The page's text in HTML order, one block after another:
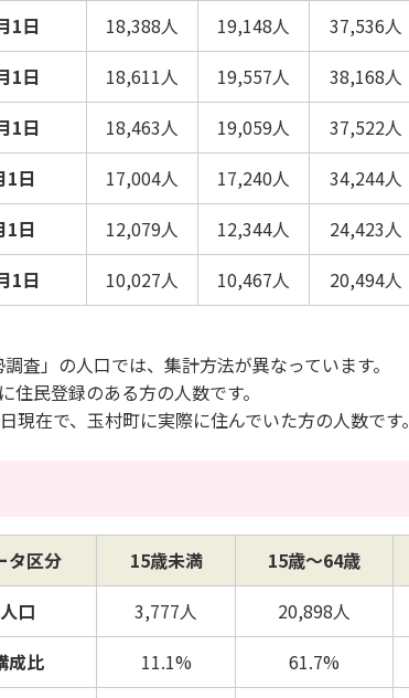
1日
18,388人 19,148人 37,536人
1日
18,611人 19,557人 38,168人
1日
18,463人 19,059人 37,522人
1日
17,004人 17,240人 34,244人
1日
12,079人 12,344人 24,423人
1日
10,027人 10,467人 20,494人
査」の人口では、集計方法が異なっています。
民登録のある方の人数です。
在で、玉村町に実際に住んでいた方の人数です。
タ区分 15歳未満 15歳～64歳
人口 3,777人 20,898人
成比
11.1% 61.7%